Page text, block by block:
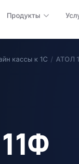
Продукты
кассы к 1С / АТОЛ